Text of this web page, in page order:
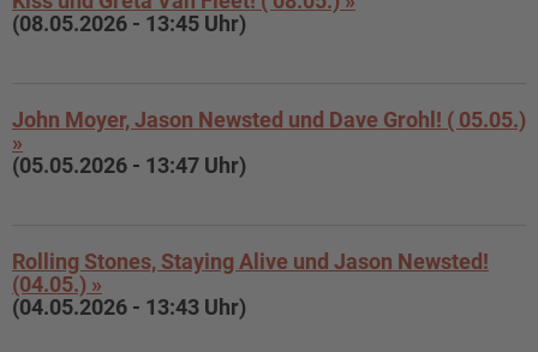
(08.05.2026 - 13:45 Uhr)
John Moyer, Jason Newsted und Dave Grohl! ( 05.05.)
»
(05.05.2026 - 13:47 Uhr)
Rolling Stones, Staying Alive und Jason Newsted!
(04.05.) »
(04.05.2026 - 13:43 Uhr)